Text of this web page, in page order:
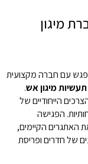
מיגון
עם חברה מקצועית
תעשיות מיגון אש.
הייחודיים של
הפגישה
האתגרים הקיימים,
של חדרים ופריסת